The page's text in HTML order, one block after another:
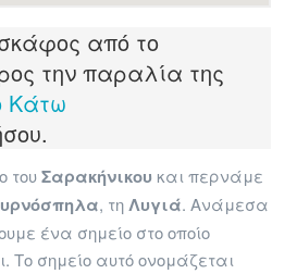
από το
την παραλία της
Κάτω
τουΣαρακήνικου και περνάμε
, τηΛυγιά. Ανάμεσα
ένα σημείο στο οποίο
Το σημείο αυτό ονομάζεται